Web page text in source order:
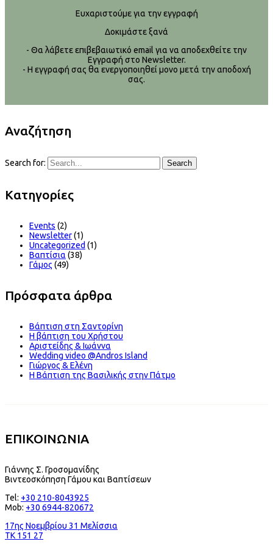
Ευχαριστούμε για την εγγραφή
Δοκιμάστε ξανά
- Θα λάβετε επιβεβαιωτικό email για να αποδεχθείτε την
Εγγραφή στο Newsletter.
- Η εγγραφή σας θα ενεργοποιηθεί μονο μετά την αποδοχή
σας.
Αναζήτηση
Search for: Search
Kατηγορίες
Events (2)
Newsletter(1)
Uncategorized (1)
Βαπτίσια(38)
Γάμος (49)
Πρόσφατα άρθρα
Βάπτιση στη Σαντορίνη
Η βάπτιση του Χρήστου
Αριστείδης & Ιωάννα
Wedding video @Andros Island
Γιώργος & Ελένη
Η Βάπτιση της Βασιλικής στην Πάτμο
ΕΠΙΚΟΙΝΩΝΙΑ
Γιάννης Σ. Γροσομανίδης
Βιντεοσκόπηση Γάμου και Βαπτίσεων
Tel: +30 210-8043925
Mob: +30 6944-820672
17ης Νοεμβρίου 31 Μελίσσια
TK 151 27